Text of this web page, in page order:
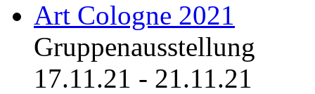
Art Cologne 2021
Gruppenausstellung
17.11.21 - 21.11.21